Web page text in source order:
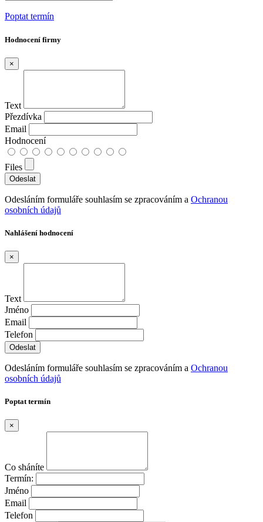
Poptat termín
Hodnocení firmy
×
Text
Přezdívka
Email
Hodnocení
Files
Odesláním formuláře souhlasím se zpracováním a Ochranou
osobních údajů
Nahlášení hodnocení
×
Text
Jméno
Email
Telefon
Odesláním formuláře souhlasím se zpracováním a Ochranou
osobních údajů
Poptat termín
×
Co sháníte
Termín:
Jméno
Email
Telefon